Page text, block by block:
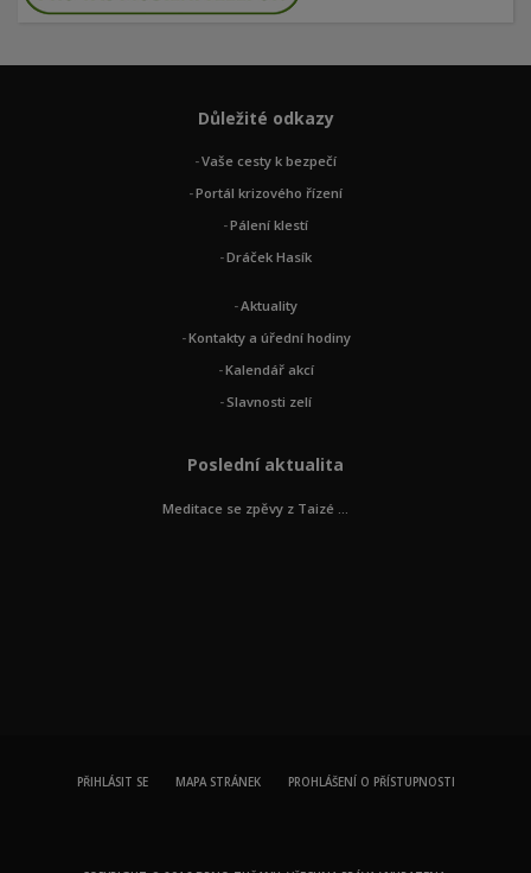
Důležité odkazy
Vaše cesty k bezpečí
Portál krizového řízení
Pálení klestí
Dráček Hasík
Aktuality
Kontakty a úřední hodiny
Kalendář akcí
Slavnosti zelí
Poslední aktualita
Meditace se zpěvy z Taizé ...
PŘIHLÁSIT SE MAPA STRÁNEK PROHLÁŠENÍ O PŘÍSTUPNOSTI